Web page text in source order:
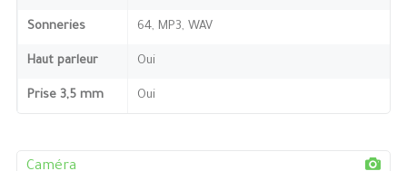
Sonneries 64, MP3, WAV
Haut parleur Oui
Prise 3,5 mm Oui
Caméra